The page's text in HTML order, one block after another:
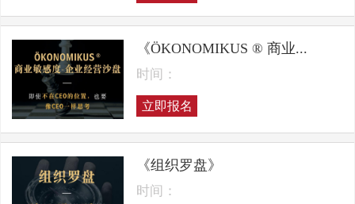
《ÖKONOMIKUS ® 商业...
时间：
立即报名
《组织罗盘》
时间：